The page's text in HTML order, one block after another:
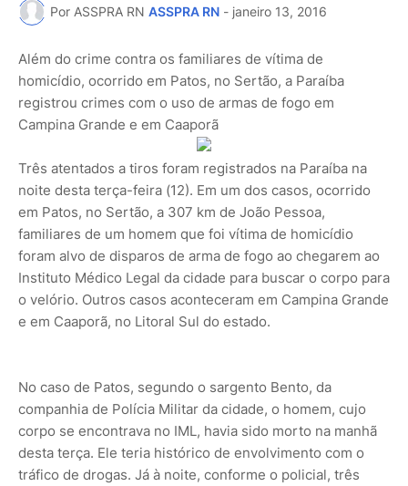
Por ASSPRA RN ASSPRA RN - janeiro 13, 2016
Além do crime contra os familiares de vítima de
homicídio, ocorrido em Patos, no Sertão, a Paraíba
registrou crimes com o uso de armas de fogo em
Campina Grande e em Caaporã
Três atentados a tiros foram registrados na Paraíba na
noite desta terça-feira (12). Em um dos casos, ocorrido
em Patos, no Sertão, a 307 km de João Pessoa,
familiares de um homem que foi vítima de homicídio
foram alvo de disparos de arma de fogo ao chegarem ao
Instituto Médico Legal da cidade para buscar o corpo para
o velório. Outros casos aconteceram em Campina Grande
e em Caaporã, no Litoral Sul do estado.
No caso de Patos, segundo o sargento Bento, da
companhia de Polícia Militar da cidade, o homem, cujo
corpo se encontrava no IML, havia sido morto na manhã
desta terça. Ele teria histórico de envolvimento com o
tráfico de drogas. Já à noite, conforme o policial, três